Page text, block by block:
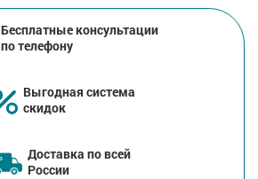
Бесплатные консультации
по телефону
Выгодная система
скидок
Доставка по всей
России